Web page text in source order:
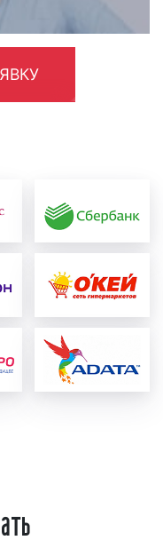
радиостанции.
реклама дала
вложенные в
размещайте
на радио
«Ваня» в
рекламы на
на несколько
на радио,
материал, т.е.
ролик может
так
ролика нашими
должен
информацию:
и адреса. Также
иную